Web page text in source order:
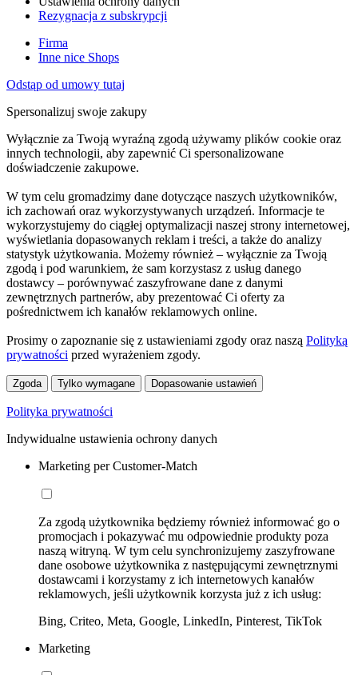
Rezygnacja z subskrypcji
Firma
Inne nice Shops
Odstąp od umowy tutaj
Spersonalizuj swoje zakupy
Wyłącznie za Twoją wyraźną zgodą używamy plików cookie oraz
innych technologii, aby zapewnić Ci spersonalizowane
doświadczenie zakupowe.
W tym celu gromadzimy dane dotyczące naszych użytkowników,
ich zachowań oraz wykorzystywanych urządzeń. Informacje te
wykorzystujemy do ciągłej optymalizacji naszej strony internetowej,
wyświetlania dopasowanych reklam i treści, a także do analizy
statystyk użytkowania. Możemy również – wyłącznie za Twoją
zgodą i pod warunkiem, że sam korzystasz z usług danego
dostawcy – porównywać zaszyfrowane dane z danymi
zewnętrznych partnerów, aby prezentować Ci oferty za
pośrednictwem ich kanałów reklamowych online.
Prosimy o zapoznanie się z ustawieniami zgody oraz naszą Polityką
prywatności przed wyrażeniem zgody.
Zgoda Tylko wymagane Dopasowanie ustawień
Polityka prywatności
Indywidualne ustawienia ochrony danych
Marketing per Customer-Match
Za zgodą użytkownika będziemy również informować go o
promocjach i pokazywać mu odpowiednie produkty poza
naszą witryną. W tym celu synchronizujemy zaszyfrowane
dane osobowe użytkownika z następującymi zewnętrznymi
dostawcami i korzystamy z ich internetowych kanałów
reklamowych, jeśli użytkownik korzysta już z ich usług:
Bing, Criteo, Meta, Google, LinkedIn, Pinterest, TikTok
Marketing